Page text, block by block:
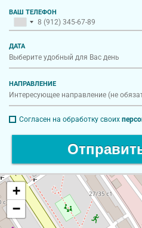
ВАШ ТЕЛЕФОН
ДАТА
НАПРАВЛЕНИЕ
Согласен на обработку своих
+
−